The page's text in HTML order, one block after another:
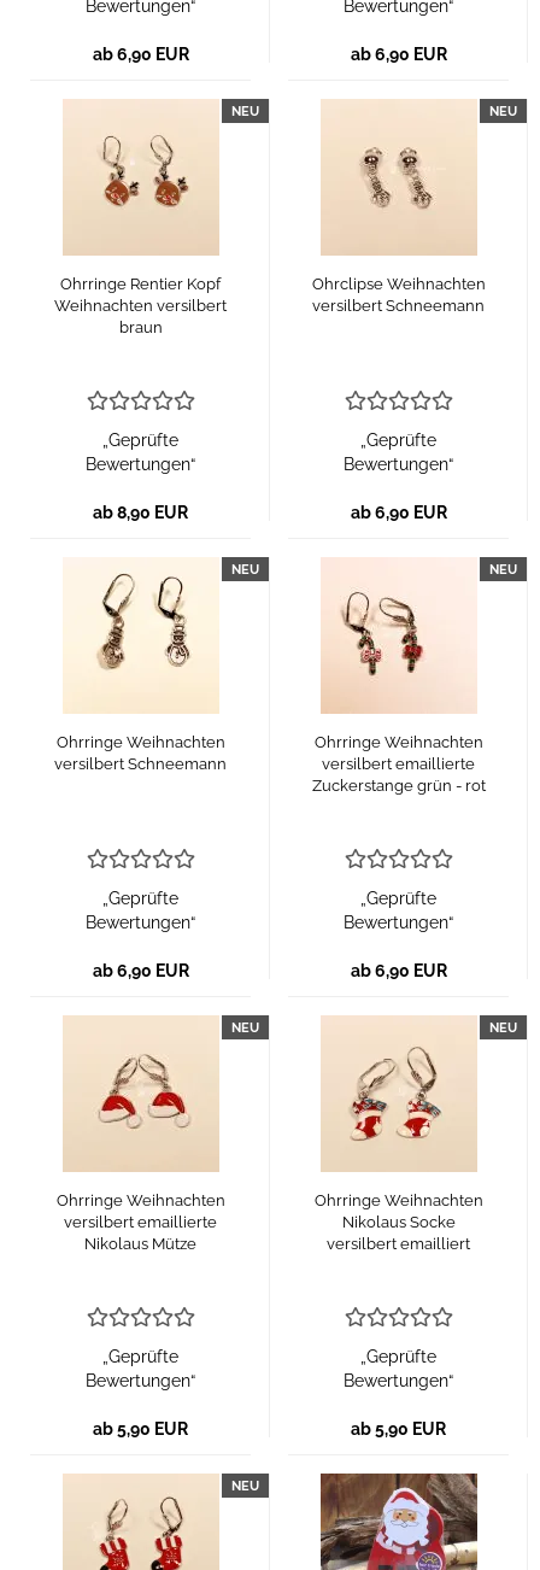
Bewertungen“
ab 6,90 EUR
Bewertungen“
ab 6,90 EUR
NEU
Ohrringe Rentier Kopf
Weihnachten versilbert
braun
„Geprüfte
Bewertungen“
ab 8,90 EUR
NEU
Ohrclipse Weihnachten
versilbert Schneemann
„Geprüfte
Bewertungen“
ab 6,90 EUR
NEU
Ohrringe Weihnachten
versilbert Schneemann
„Geprüfte
Bewertungen“
ab 6,90 EUR
NEU
Ohrringe Weihnachten
versilbert emaillierte
Zuckerstange grün - rot
„Geprüfte
Bewertungen“
ab 6,90 EUR
NEU
Ohrringe Weihnachten
versilbert emaillierte
Nikolaus Mütze
„Geprüfte
Bewertungen“
ab 5,90 EUR
NEU
Ohrringe Weihnachten
Nikolaus Socke
versilbert emailliert
„Geprüfte
Bewertungen“
ab 5,90 EUR
NEU